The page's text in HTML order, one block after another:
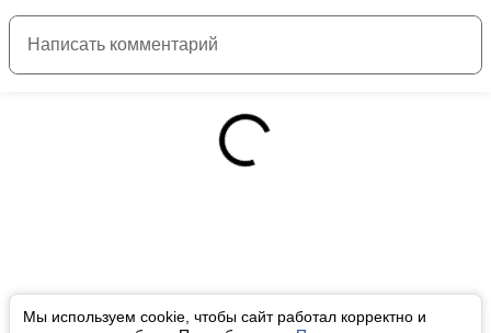
Мы используем cookie, чтобы сайт работал корректно и